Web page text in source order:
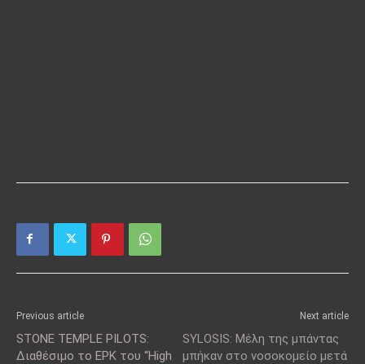
Previous article
STONE TEMPLE PILOTS:
Διαθέσιμο το ΕΡΚ του “High
Next article
SYLOSIS: Μέλη της μπάντας
μπήκαν στο νοσοκομείο μετά